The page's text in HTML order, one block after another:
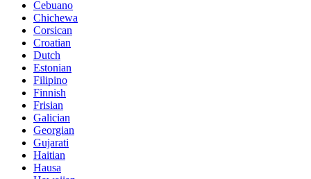
Cebuano
Chichewa
Corsican
Croatian
Dutch
Estonian
Filipino
Finnish
Frisian
Galician
Georgian
Gujarati
Haitian
Hausa